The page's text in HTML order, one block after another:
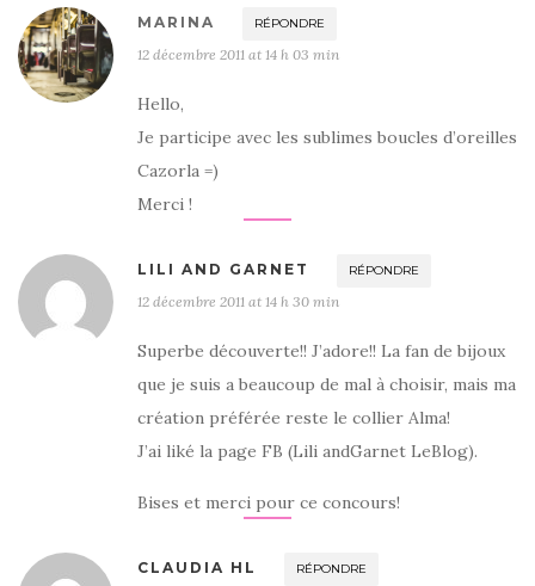
MARINA RÉPONDRE
12 décembre 2011 at 14 h 03 min
Hello,
Je participe avec les sublimes boucles d’oreilles
Cazorla =)
Merci !
LILI AND GARNET RÉPONDRE
12 décembre 2011 at 14 h 30 min
Superbe découverte!! J’adore!! La fan de bijoux
que je suis a beaucoup de mal à choisir, mais ma
création préférée reste le collier Alma!
J’ai liké la page FB (Lili andGarnet LeBlog).
Bises et merci pour ce concours!
CLAUDIA HL RÉPONDRE